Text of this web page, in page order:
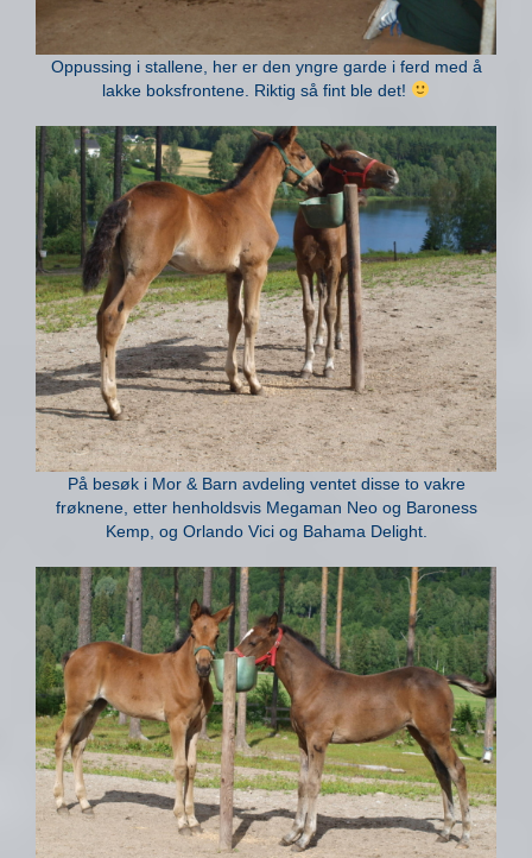
Oppussing i stallene, her er den yngre garde i ferd med å
lakke boksfrontene. Riktig så fint ble det!
På besøk i Mor & Barn avdeling ventet disse to vakre
frøknene, etter henholdsvis Megaman Neo og Baroness
Kemp, og Orlando Vici og Bahama Delight.